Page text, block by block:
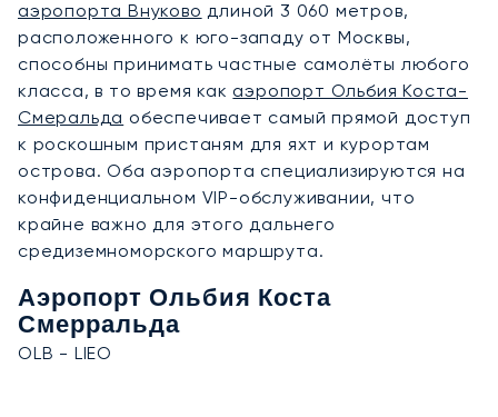
аэропорта Внуково длиной 3 060 метров,
расположенного к юго-западу от Москвы,
способны принимать частные самолёты любого
класса, в то время как аэропорт Ольбия Коста-
Смеральда обеспечивает самый прямой доступ
к роскошным пристаням для яхт и курортам
острова. Оба аэропорта специализируются на
конфиденциальном VIP-обслуживании, что
крайне важно для этого дальнего
средиземноморского маршрута.
Аэропорт Ольбия Коста
Смерральда
OLB - LIEO